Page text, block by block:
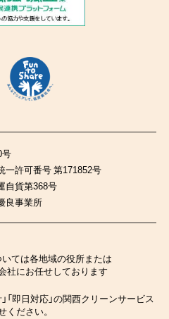
号
一許可番号 第171852号
自貨第368号
良事業所
ては各地域の役所または
社にお任せしております
「即日対応」の関西クリーンサービス
ください。